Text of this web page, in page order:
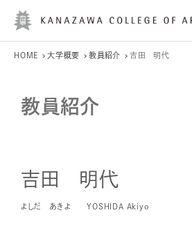
HOME 大学概要 教員紹介 吉田 明代
教員紹介
吉田 明代
よしだ あきよ YOSHIDA Akiyo